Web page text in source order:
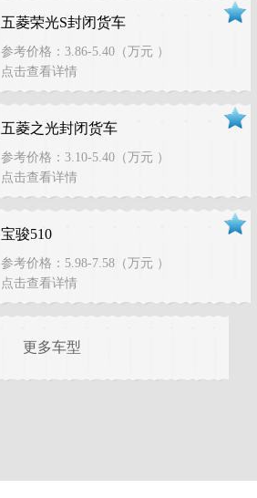
五菱荣光S封闭货车
参考价格：3.86-5.40（万元 ）
点击查看详情
五菱之光封闭货车
参考价格：3.10-5.40（万元 ）
点击查看详情
宝骏510
参考价格：5.98-7.58（万元 ）
点击查看详情
更多车型